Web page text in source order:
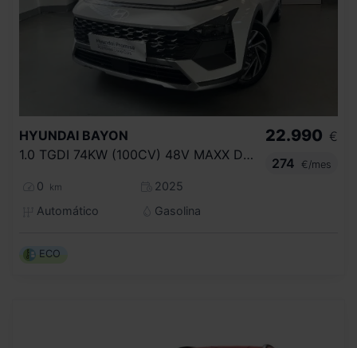
HYUNDAI BAYON
1.0 TGDI 74KW (100CV) 48V MAXX DCT
0 km
2025
Automático
Gasolina
22.990 €
274
€/mes
ECO